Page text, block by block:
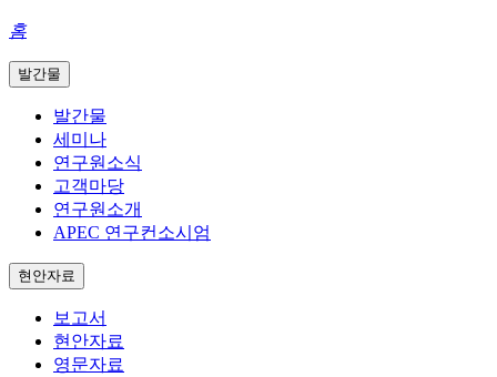
홈
발간물
발간물
세미나
연구원소식
고객마당
연구원소개
APEC 연구컨소시엄
현안자료
보고서
현안자료
영문자료